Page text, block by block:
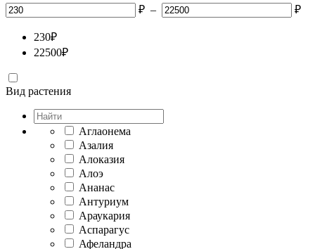
₽ – ₽
230₽
22500₽
Вид растения
Аглаонема
Азалия
Алоказия
Алоэ
Ананас
Антуриум
Араукария
Аспарагус
Афеландра